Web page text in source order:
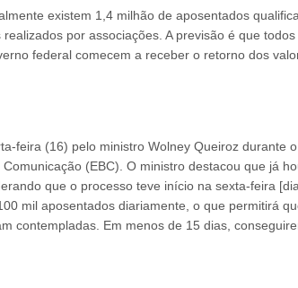
existem 1,4 milhão de aposentados
por associações. A previsão é que todos
federal comecem a receber o retorno dos
feira (16) pelo ministro Wolney Queiroz durante o
(EBC). O ministro destacou que já
que o processo teve início na sexta-feira [dia
mil aposentados diariamente, o que permitirá
contempladas. Em menos de 15 dias,